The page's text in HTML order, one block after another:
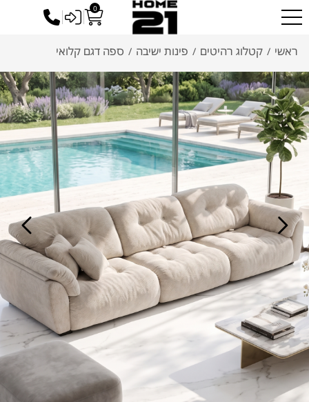
0
כניסה
ראשי / קטלוג רהיטים / פינות ישיבה / ספה דגם קלואי